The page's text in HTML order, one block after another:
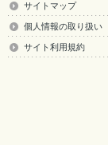
サイトマップ
個人情報の取り扱い
サイト利用規約